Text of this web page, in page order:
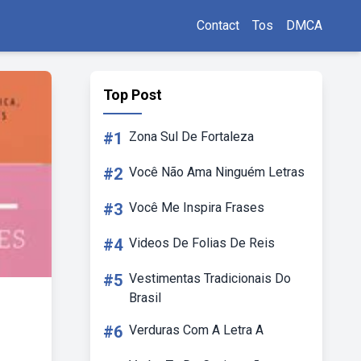
Contact Tos DMCA
Top Post
#1 Zona Sul De Fortaleza
#2 Você Não Ama Ninguém Letras
#3 Você Me Inspira Frases
#4 Videos De Folias De Reis
#5 Vestimentas Tradicionais Do
Brasil
#6 Verduras Com A Letra A